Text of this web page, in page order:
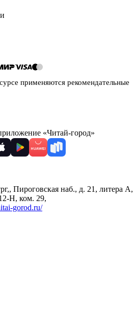
применяются рекомендательные
«Читай-город»
, Пироговская наб., д. 21, литера А,
Н, ком. 29,
gorod.ru/